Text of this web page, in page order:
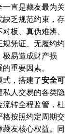
直是藏友最为关
乏规范约束，存
板、真伪难辨、
凭证、无履约约
易造成财产损
重要因素。
，搭建了安全可
私人交易的各类隐
转全程监管，杜
按照约定周期交
友核心权益。同